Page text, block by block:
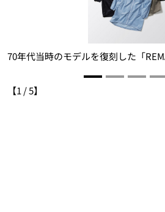
70年代当時のモデルを復刻した「
【1 /5】